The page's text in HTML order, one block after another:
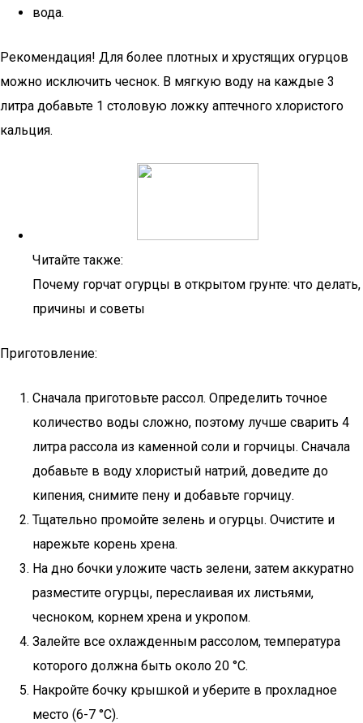
вода.
Рекомендация! Для более плотных и хрустящих огурцов
можно исключить чеснок. В мягкую воду на каждые 3
литра добавьте 1 столовую ложку аптечного хлористого
кальция.
Читайте также:
Почему горчат огурцы в открытом грунте: что делать,
причины и советы
Приготовление:
Сначала приготовьте рассол. Определить точное
количество воды сложно, поэтому лучше сварить 4
литра рассола из каменной соли и горчицы. Сначала
добавьте в воду хлористый натрий, доведите до
кипения, снимите пену и добавьте горчицу.
Тщательно промойте зелень и огурцы. Очистите и
нарежьте корень хрена.
На дно бочки уложите часть зелени, затем аккуратно
разместите огурцы, переслаивая их листьями,
чесноком, корнем хрена и укропом.
Залейте все охлажденным рассолом, температура
которого должна быть около 20 °C.
Накройте бочку крышкой и уберите в прохладное
место (6-7 °C).